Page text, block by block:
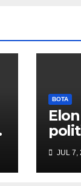
BOTA
JUL 7,